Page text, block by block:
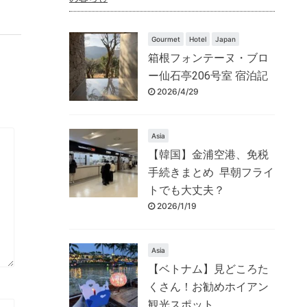
Gourmet Hotel Japan
箱根フォンテーヌ・ブロ
ー仙石亭206号室 宿泊記
2026/4/29
Asia
【韓国】金浦空港、免税
手続きまとめ 早朝フライ
トでも大丈夫？
2026/1/19
Asia
【ベトナム】見どころた
くさん！お勧めホイアン